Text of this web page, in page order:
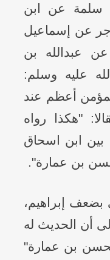
عن ابن
عن إسماعيل
عبدالله بن
عليه وسلم:
أعظم عند
"هكذا رواه
بين ابن اسحاق
بن عمارة".
إبراهيم،
أن الحديث له
بن عمارة"